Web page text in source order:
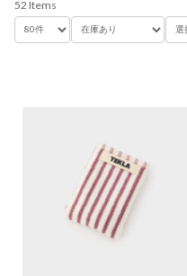
52 Items